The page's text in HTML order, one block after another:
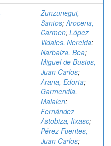
Zunzunegui,
Santos;Arocena,
Carmen; López
Vidales, Nereida;
Narbaiza, Bea;
Miguel de Bustos,
Juan Carlos;
Arana, Edorta;
Garmendia,
Maialen;
Fernández
Astobiza, Itxaso;
Pérez Fuentes,
Juan Carlos;